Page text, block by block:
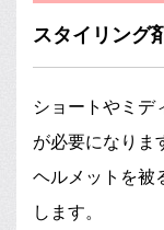
スタイリング
ショートやミデ
が必要になりま
ヘルメットを被
します。